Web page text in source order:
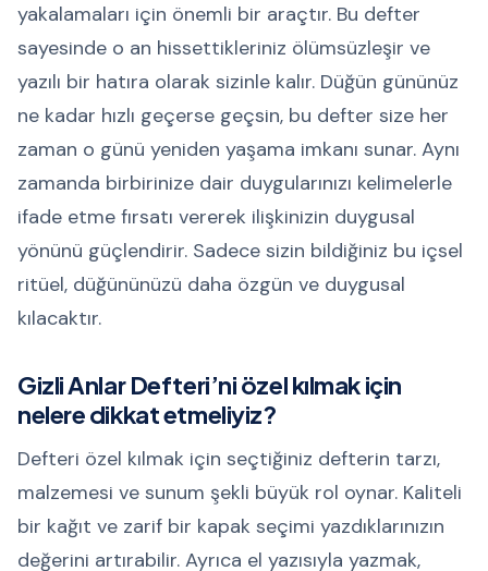
yakalamaları için önemli bir araçtır. Bu defter
sayesinde o an hissettikleriniz ölümsüzleşir ve
yazılı bir hatıra olarak sizinle kalır. Düğün gününüz
ne kadar hızlı geçerse geçsin, bu defter size her
zaman o günü yeniden yaşama imkanı sunar. Aynı
zamanda birbirinize dair duygularınızı kelimelerle
ifade etme fırsatı vererek ilişkinizin duygusal
yönünü güçlendirir. Sadece sizin bildiğiniz bu içsel
ritüel, düğününüzü daha özgün ve duygusal
kılacaktır.
Gizli Anlar Defteri’ni özel kılmak için
nelere dikkat etmeliyiz?
Defteri özel kılmak için seçtiğiniz defterin tarzı,
malzemesi ve sunum şekli büyük rol oynar. Kaliteli
bir kağıt ve zarif bir kapak seçimi yazdıklarınızın
değerini artırabilir. Ayrıca el yazısıyla yazmak,